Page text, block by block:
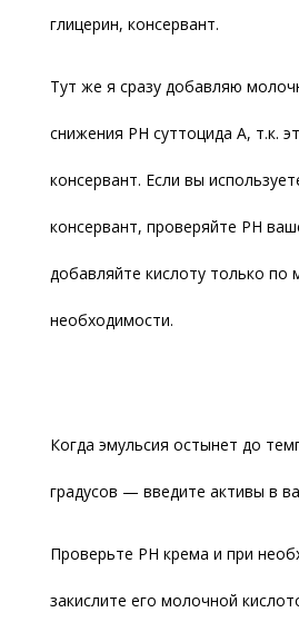
глицерин, консервант.
Тут же я сразу добавляю
снижения PH суттоцида А, т.к.
консервант. Если вы
консервант, проверяйте PH
добавляйте кислоту только по
необходимости.
Когда эмульсия остынет до
градусов — введите активы в
Проверьте PH крема и при
закислите его молочной